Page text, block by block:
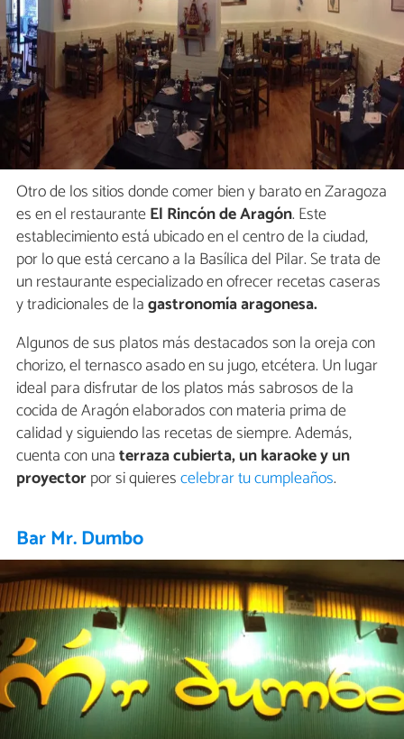
Otro de los sitios donde comer bien y barato en Zaragoza
es en el restauranteEl Rincón de Aragón. Este
establecimiento está ubicado en el centro de la ciudad,
por lo que está cercano a la Basílica del Pilar. Se trata de
un restaurante especializado en ofrecer recetas caseras
y tradicionales de lagastronomía aragonesa.
Algunos de sus platos más destacados son la oreja con
chorizo, el ternasco asado en su jugo, etcétera. Un lugar
ideal para disfrutar de los platos más sabrosos de la
cocida de Aragón elaborados con materia prima de
calidad y siguiendo las recetas de siempre. Además,
cuenta con unaterraza cubierta, un karaoke y un
proyectorpor si quierescelebrar tu cumpleaños.
Bar Mr. Dumbo